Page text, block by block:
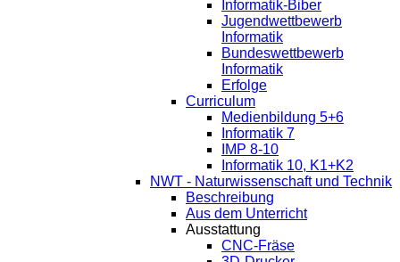
Informatik-Biber
Jugendwettbewerb
Informatik
Bundeswettbewerb
Informatik
Erfolge
Curriculum
Medienbildung 5+6
Informatik 7
IMP 8-10
Informatik 10, K1+K2
NWT - Naturwissenschaft und Technik
Beschreibung
Aus dem Unterricht
Ausstattung
CNC-Fräse